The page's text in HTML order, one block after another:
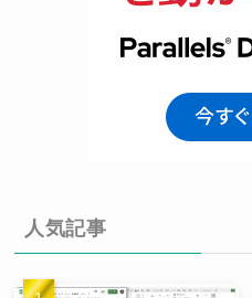
人気記事